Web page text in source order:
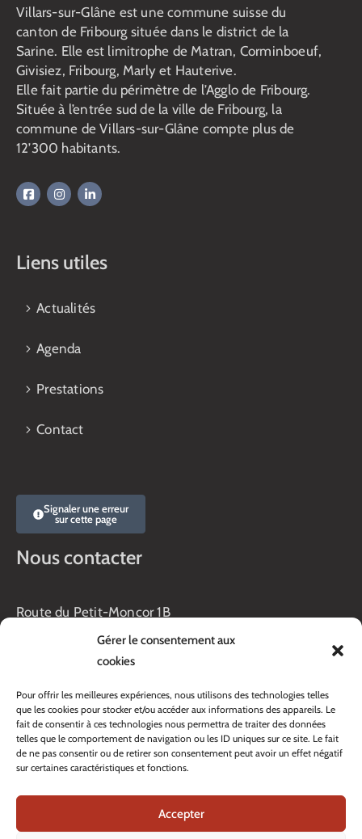
Gérer le consentement aux
cookies
Pour offrir les meilleures expériences, nous utilisons des technologies telles
que les cookies pour stocker et/ou accéder aux informations des appareils. Le
fait de consentir à ces technologies nous permettra de traiter des données
telles que le comportement de navigation ou les ID uniques sur ce site. Le fait
de ne pas consentir ou de retirer son consentement peut avoir un effet négatif
sur certaines caractéristiques et fonctions.
Accepter
Villars-sur-Glâne est une commune suisse du
canton de Fribourg située dans le district de la
Sarine. Elle est limitrophe de Matran, Corminboeuf,
Givisiez, Fribourg, Marly et Hauterive.
Elle fait partie du périmètre de l’Agglo de Fribourg.
Située à l’entrée sud de la ville de Fribourg, la
commune de Villars-sur-Glâne compte plus de
12’300 habitants.
Liens utiles
Actualités
Agenda
Prestations
Contact
Signaler une erreur
sur cette page
Nous contacter
Route du Petit-Moncor 1B
Case postale 176
Lundi au jeudi :
8h00 – 11h30
13h45 – 17h00
Vendredi :
8h00 – 16h00
+41 26 408 33 33